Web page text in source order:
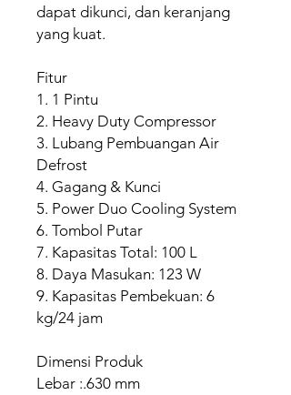
dapat dikunci, dan keranjang
yang kuat.
Fitur
1. 1 Pintu
2. Heavy Duty Compressor
3. Lubang Pembuangan Air
Defrost
4. Gagang & Kunci
5. Power Duo Cooling System
6. Tombol Putar
7. Kapasitas Total: 100 L
8. Daya Masukan: 123 W
9. Kapasitas Pembekuan: 6
kg/24 jam
Dimensi Produk
Lebar :.630 mm